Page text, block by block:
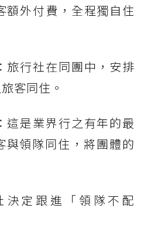
額外付費，全程獨自住
旅行社在同團中，安排
客同住。
這是業界行之有年的最
與領隊同住，將團體的
定跟進「領隊不配